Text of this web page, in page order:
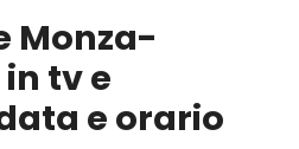
Monza-
tv e
e orario